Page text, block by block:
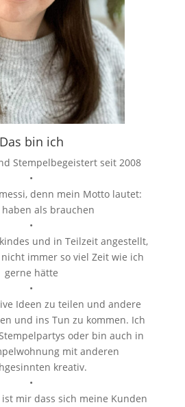
Das bin ich
Stempelbegeistert seit 2008
•
denn mein Motto lautet:
haben als brauchen
•
und in Teilzeit angestellt,
immer so viel Zeit wie ich
gerne hätte
•
Ideen zu teilen und andere
und ins Tun zu kommen. Ich
oder bin auch in
mit anderen
kreativ.
•
mir dass sich meine Kunden